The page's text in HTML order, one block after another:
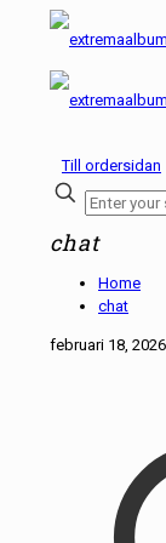
Till ordersidan
chat
Home
chat
februari 18, 2026